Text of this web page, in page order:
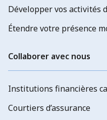
Développer vos activités
Étendre votre présence
Collaborer avec nous
Institutions financières
Courtiers d’assurance